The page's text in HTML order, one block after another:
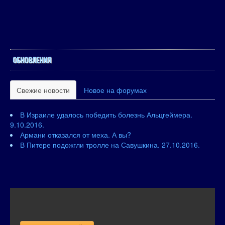
ОБНОВЛЕНИЯ
Свежие новости Новое на форумах
В Израиле удалось победить болезнь Альцгеймера.
9.10.2016.
Армани отказался от меха. А вы?
В Питере подожгли тролле на Савушкина. 27.10.2016.